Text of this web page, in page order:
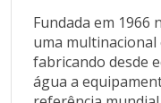
A bomba de água
prática e super
pode rodar sem
Fundada em 1966
uma multinacional
fabricando desde
água a